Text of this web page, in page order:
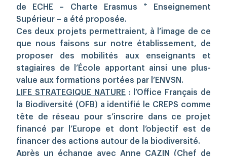
de ECHE – Charte Erasmus
+
Enseignement
Supérieur – a été proposée.
Ces deux projets permettraient, à l’image de ce
que nous faisons sur notre établissement, de
proposer des mobilités aux enseignants et
stagiaires de l’École apportant ainsi une plus-
value aux formations portées par l’ENVSN.
LIFE STRATEGIQUE NATURE: l’Office Français de
la Biodiversité (OFB) a identifié le CREPS comme
tête de réseau pour s’inscrire dans ce projet
financé par l’Europe et dont l’objectif est de
financer des actions autour de la biodiversité.
Après un échange avec Anne CAZIN (Chef de